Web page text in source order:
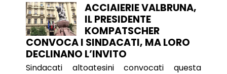
ACCIAIERIE VALBRUNA,
IL PRESIDENTE
KOMPATSCHER
CONVOCA I SINDACATI, MA LORO
DECLINANO L’INVITO
Sindacati altoatesini convocati questa